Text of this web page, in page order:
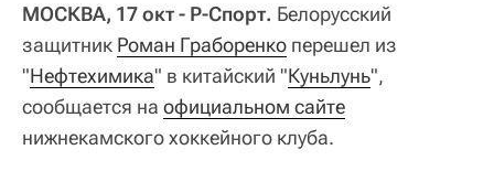
МОСКВА, 17 окт - Р-Спорт. Белорусский
защитник Роман Граборенко перешел из
"Нефтехимика" в китайский "Куньлунь",
сообщается на официальном сайте
нижнекамского хоккейного клуба.